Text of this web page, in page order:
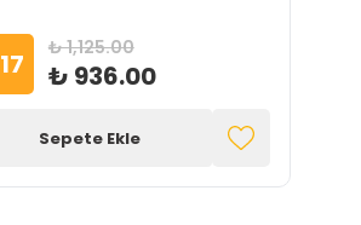
17 ₺ 1,125.00
₺ 936.00
Sepete Ekle